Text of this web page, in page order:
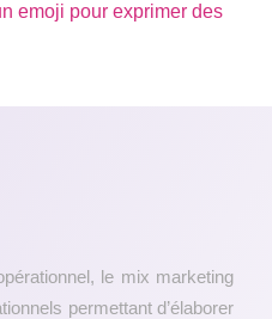
emoji pour exprimer des
le mix marketing
permettant d’élaborer